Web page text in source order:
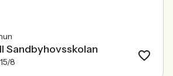
Sandbyhovsskolan
15/8